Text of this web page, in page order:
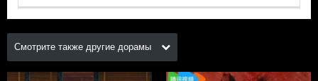
Смотрите также другие дорамы